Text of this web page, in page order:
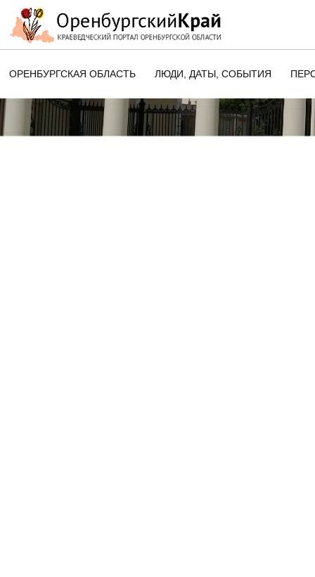
ОРЕНБУРГСКАЯ ОБЛАСТЬ ЛЮДИ, ДАТЫ, CОБЫТИЯ
ЭТОТ ДЕНЬ В ИСТОРИИ
ОРЕНБУРГСКОГО КРАЯ